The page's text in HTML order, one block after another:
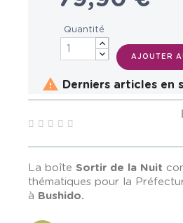
Quantité
AJOUTER
 Derniers articles en
La boîte Sortir de la Nuit
thématiques pour la
à Bushido.